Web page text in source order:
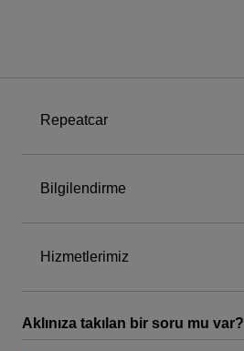
Repeatcar
Bilgilendirme
Hizmetlerimiz
Aklınıza takılan bir soru mu var?